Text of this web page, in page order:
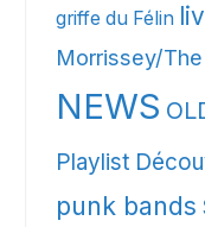
griffe du Félin
Morrissey/
NEWS
Playlist
punk bands